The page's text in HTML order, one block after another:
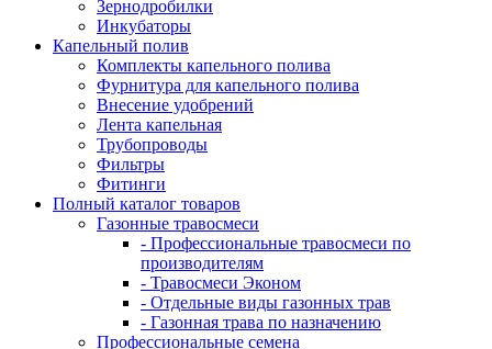
Зернодробилки
Инкубаторы
Капельный полив
Комплекты капельного полива
Фурнитура для капельного полива
Внесение удобрений
Лента капельная
Трубопроводы
Фильтры
Фитинги
Полный каталог товаров
Газонные травосмеси
- Профессиональные травосмеси по
производителям
- Травосмеси Эконом
- Отдельные виды газонных трав
- Газонная трава по назначению
Профессиональные семена